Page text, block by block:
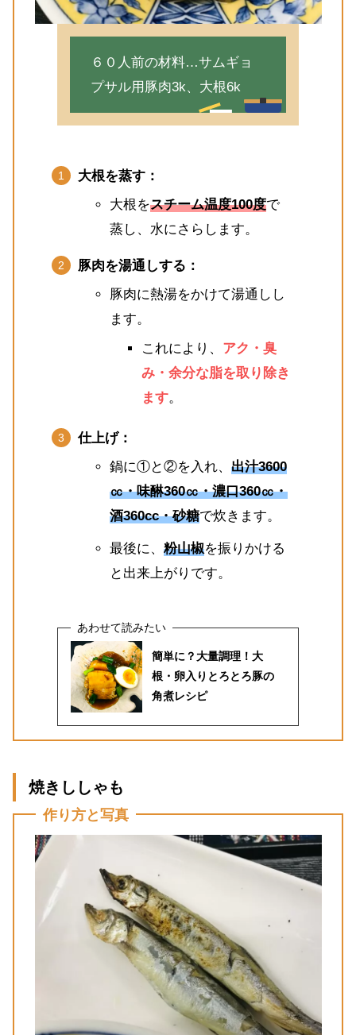
６０人前の材料…サムギョ
プサル用豚肉3k、大根6k
大根を蒸す：
大根をスチーム温度100度で
蒸し、水にさらします。
豚肉を湯通しする：
豚肉に熱湯をかけて湯通しし
ます。
これにより、 アク・臭
み・余分な脂を取り除き
ます。
仕上げ：
鍋に①と②を入れ、 出汁3600
㏄・味醂360㏄・濃口360㏄・
酒360cc・砂糖で炊きます。
最後に、 粉山椒を振りかける
と出来上がりです。
簡単に？大量調理！大
根・卵入りとろとろ豚の
角煮レシピ
焼きししゃも
作り方と写真